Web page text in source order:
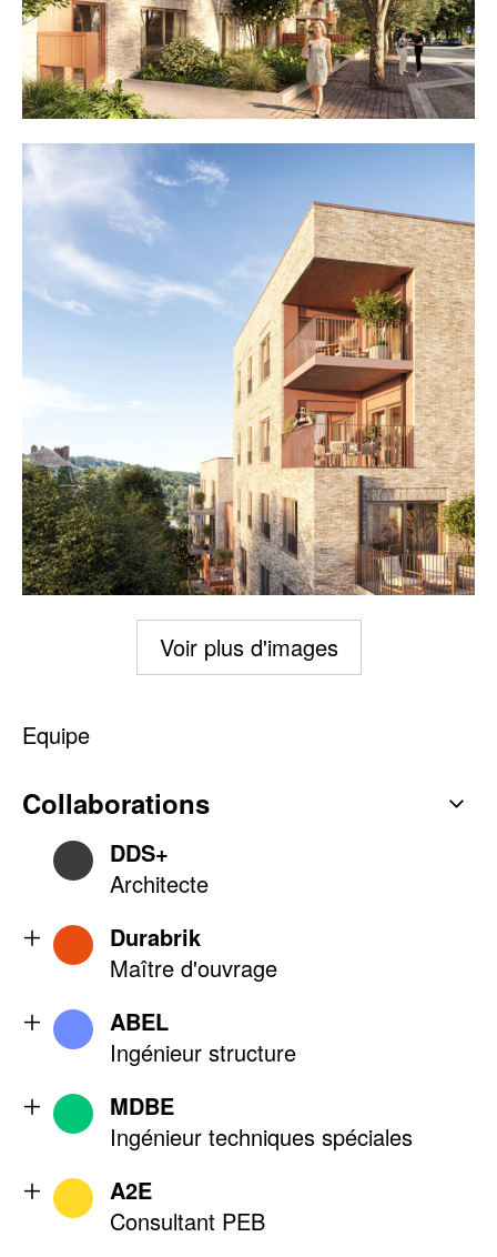
Voir plus d'images
Equipe
Collaborations
DDS+
Architecte
Durabrik
Maître d'ouvrage
ABEL
Ingénieur structure
MDBE
Ingénieur techniques spéciales
A2E
Consultant PEB